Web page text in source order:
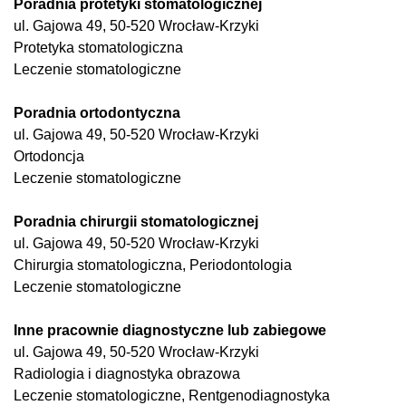
Poradnia protetyki stomatologicznej
ul. Gajowa 49, 50-520 Wrocław-Krzyki
Protetyka stomatologiczna
Leczenie stomatologiczne
Poradnia ortodontyczna
ul. Gajowa 49, 50-520 Wrocław-Krzyki
Ortodoncja
Leczenie stomatologiczne
Poradnia chirurgii stomatologicznej
ul. Gajowa 49, 50-520 Wrocław-Krzyki
Chirurgia stomatologiczna, Periodontologia
Leczenie stomatologiczne
Inne pracownie diagnostyczne lub zabiegowe
ul. Gajowa 49, 50-520 Wrocław-Krzyki
Radiologia i diagnostyka obrazowa
Leczenie stomatologiczne, Rentgenodiagnostyka